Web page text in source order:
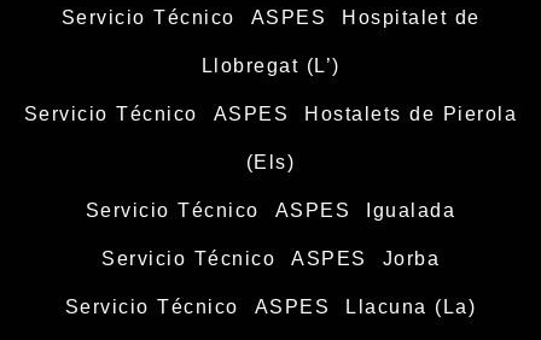
Servicio Técnico ASPES Hospitalet de
Llobregat (L’)
Servicio Técnico ASPES Hostalets de Pierola
(Els)
Servicio Técnico ASPES Igualada
Servicio Técnico ASPES Jorba
Servicio Técnico ASPES Llacuna (La)